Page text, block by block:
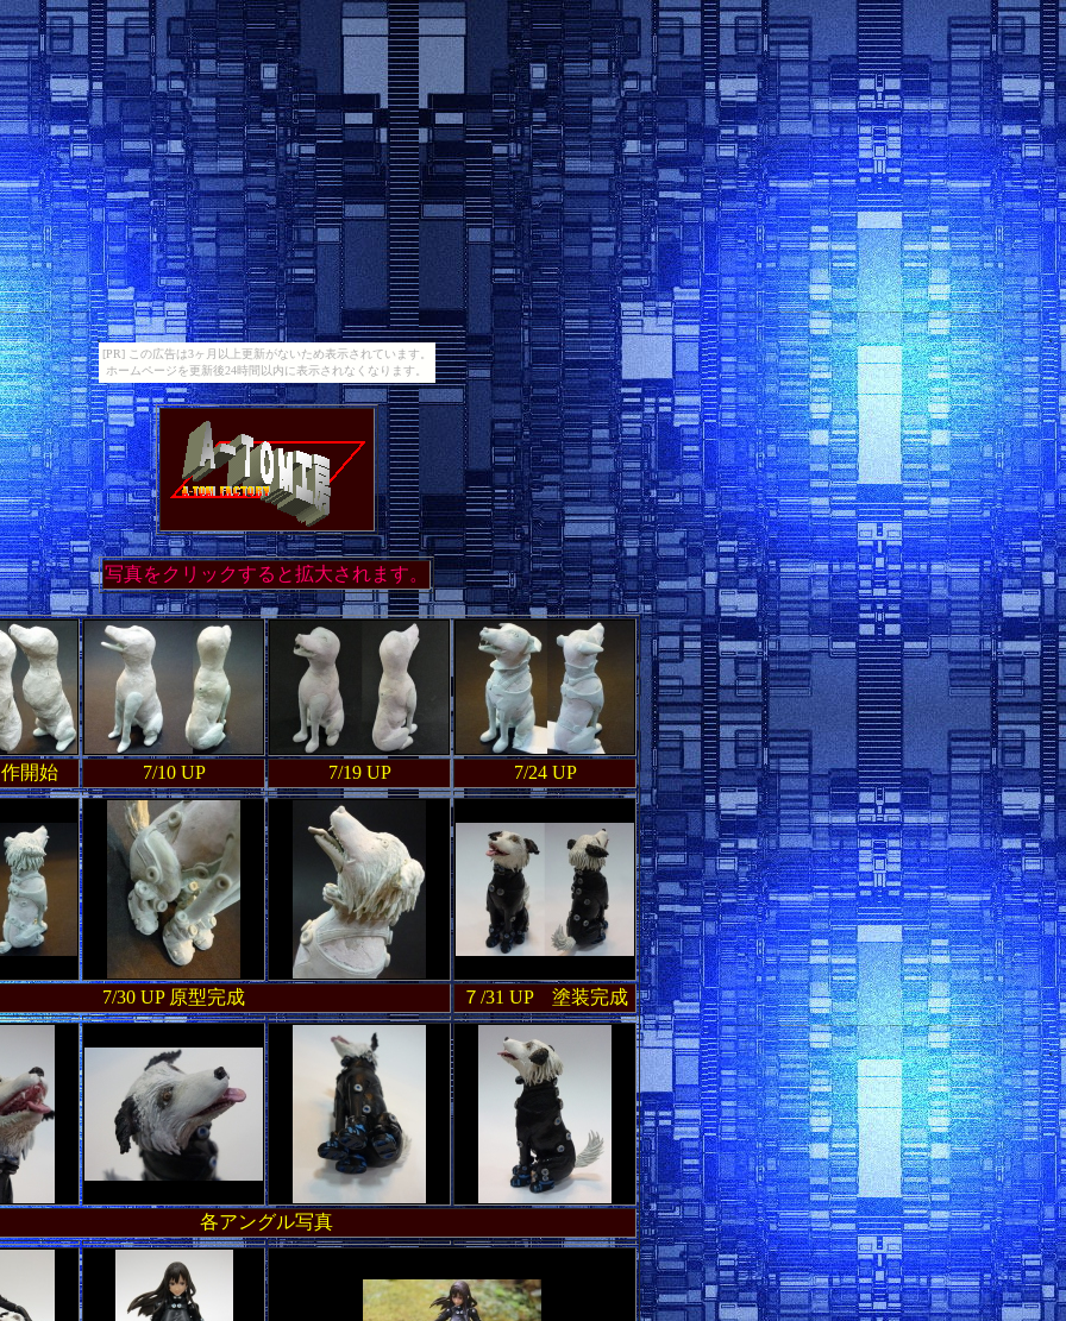
[PR] この広告は3ヶ月以上更新がないため表示されています。
ホームページを更新後24時間以内に表示されなくなります。
写真をクリックすると拡大されます。
作開始 7/10 UP 7/19 UP 7/24 UP
7/30 UP 原型完成 ７/31 UP 塗装完成
各アングル写真